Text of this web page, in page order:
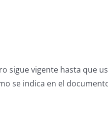
vigente hasta que
se indica en el